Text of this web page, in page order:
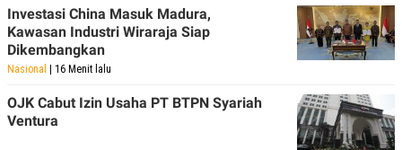
Investasi China Masuk Madura,
Kawasan Industri Wiraraja Siap
Dikembangkan
Nasional | 16 Menit lalu
OJK Cabut Izin Usaha PT BTPN Syariah
Ventura